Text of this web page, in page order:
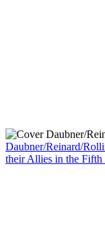
Daubner/Reinard/
their Allies in the Fifth